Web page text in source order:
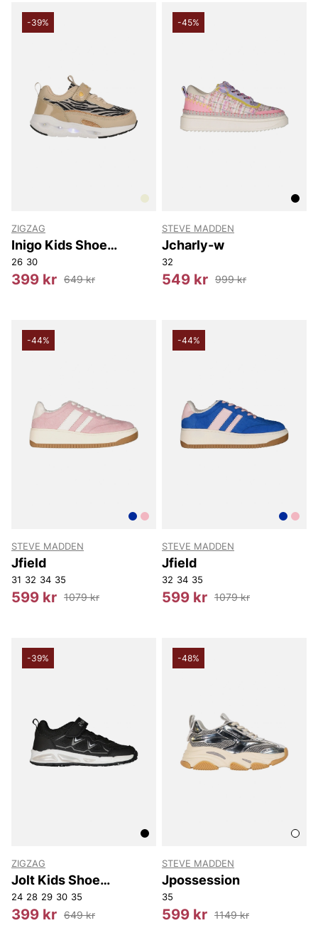
-39%
ZIGZAG
Inigo Kids Shoe
w/Lights
26 30
399 kr 649 kr
-45%
STEVE MADDEN
Jcharly-w
32
549 kr 999 kr
-44%
STEVE MADDEN
Jfield
31 32 34 35
599 kr 1079 kr
-44%
STEVE MADDEN
Jfield
32 34 35
599 kr 1079 kr
-39%
ZIGZAG
Jolt Kids Shoe
w/Lights
24 28 29 30 35
399 kr 649 kr
-48%
STEVE MADDEN
Jpossession
35
599 kr 1149 kr